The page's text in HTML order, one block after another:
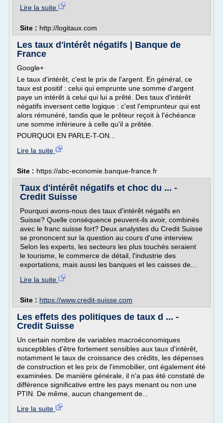
Lire la suite
Site : http://logitaux.com
Les taux d'intérêt négatifs | Banque de
France
Google+
Le taux d'intérêt, c'est le prix de l'argent. En général, ce
taux est positif : celui qui emprunte une somme d'argent
paye un intérêt à celui qui lui a prêté. Des taux d'intérêt
négatifs inversent cette logique : c'est l'emprunteur qui est
alors rémunéré, tandis que le prêteur reçoit à l'échéance
une somme inférieure à celle qu'il a prêtée.
POURQUOI EN PARLE-T-ON...
Lire la suite
Site : https://abc-economie.banque-france.fr
Taux d'intérêt négatifs et choc du ... -
Credit Suisse
Pourquoi avons-nous des taux d'intérêt négatifs en
Suisse? Quelle conséquence peuvent-ils avoir, combinés
avec le franc suisse fort? Deux analystes du Credit Suisse
se prononcent sur la question au cours d'une interview.
Selon les experts, les secteurs les plus touchés seraient
le tourisme, le commerce de détail, l'industrie des
exportations, mais aussi les banques et les caisses de...
Lire la suite
Site : https://www.credit-suisse.com
Les effets des politiques de taux d ... -
Credit Suisse
Un certain nombre de variables macroéconomiques
susceptibles d'être fortement sensibles aux taux d'intérêt,
notamment le taux de croissance des crédits, les dépenses
de construction et les prix de l'immobilier, ont également été
examinées. De manière générale, il n'a pas été constaté de
différence significative entre les pays menant ou non une
PTIN. De même, aucun changement de...
Lire la suite